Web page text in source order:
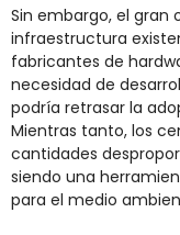
Sin embargo, el gran
infraestructura
fabricantes de
necesidad de
podría retrasar la
Mientras tanto, los
cantidades
siendo una
para el medio